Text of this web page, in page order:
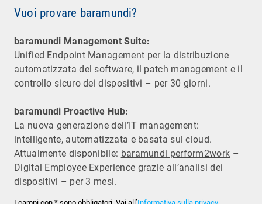
Vuoi provare baramundi?
baramundi Management Suite:
Unified Endpoint Management per la distribuzione
automatizzata del software, il patch management e il
controllo sicuro dei dispositivi – per 30 giorni.
baramundi Proactive Hub:
La nuova generazione dell’IT management:
intelligente, automatizzata e basata sul cloud.
Attualmente disponibile: baramundi perform2work –
Digital Employee Experience grazie all’analisi dei
dispositivi – per 3 mesi.